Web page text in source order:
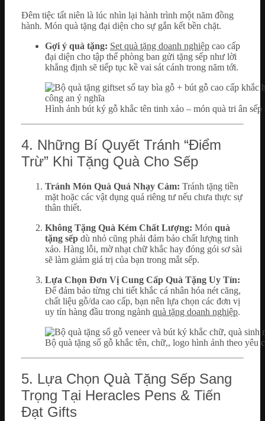
Đêm tiệc tất niên là lúc nhìn lại hành trình một năm đồng
hành. Món quà tặng đại diện cho sự gắn kết bền chặt.
Gợi ý quà tặng: Set quà tặng doanh nghiệp cao cấp
đại diện cho tập thể phòng ban gửi tặng sếp như lời
khẳng định sẽ tiếp tục kề vai sát cánh trong năm tới.
Hình ảnh bút ký gỗ khắc tên tinh xảo – món quà tri ân
4. Những Bí Quyết Tránh “Điểm
Trừ” Khi Tặng Quà Cho Sếp
Tránh Món Quà Quá Nhạy Cảm: Tránh tặng tiền
mặt hoặc các vật dụng quá riêng tư nếu chưa thực sự
thân thiết.
Không Tặng Quà Kém Chất Lượng: Món quà
tặng sếp dù nhỏ cũng phải đảm bảo chất lượng tinh
xảo. Hàng lỗi, mờ nhạt chữ khắc hay đóng gói sơ sài
sẽ làm giảm giá trị của bạn trong mắt sếp.
Lựa Chọn Đơn Vị Cung Cấp Quà Tặng Uy Tín:
Để đảm bảo từng chi tiết khắc cá nhân hóa nét căng,
chất liệu gỗ/da cao cấp, bạn nên lựa chọn các đơn vị
uy tín hàng đầu trong ngành quà tặng doanh nghiệp.
Bộ quà tặng sổ gỗ khắc tên, chữ,, logo hình ảnh theo yêu
5. Lựa Chọn Quà Tặng Sếp Sang
Trọng Tại Heracles Pens & Tiến
Đạt Gifts